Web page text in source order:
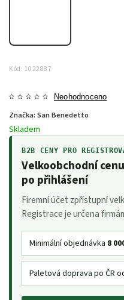
Kód: 1022887
Neohodnoceno
Značka: San Benedetto
Skladem
B2B CENY PRO
Velkoobchodní
po přihlášení
Firemní účet zpřístupní
Registrace je určena
Minimální objednávka 8
Paletová doprava po ČR